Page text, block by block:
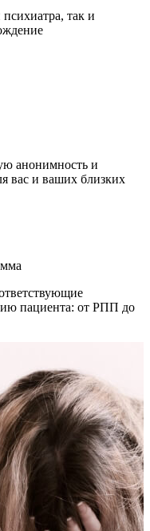
так и
анонимность и
вас и ваших близких
пациента: от РПП до